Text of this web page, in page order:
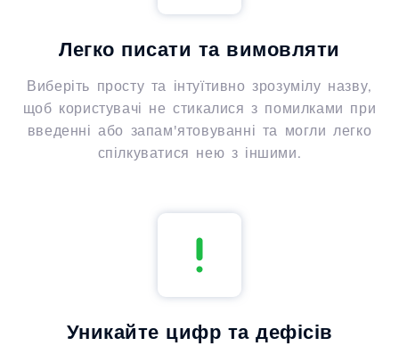
Легко писати та вимовляти
Виберіть просту та інтуїтивно зрозумілу назву,
щоб користувачі не стикалися з помилками при
введенні або запам'ятовуванні та могли легко
спілкуватися нею з іншими.
Уникайте цифр та дефісів